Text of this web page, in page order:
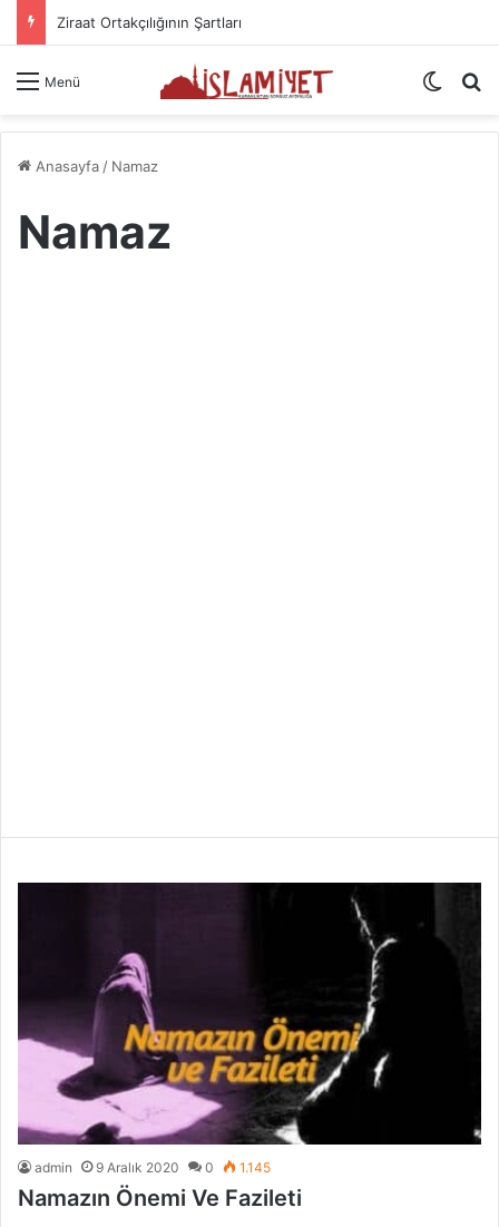
Ziraat Ortakçılığının Şartları
Menü Dış
Anasayfa/ Namaz
Namaz
admin 9 Aralık 2020 0 1.145
Namazın Önemi Ve Fazileti